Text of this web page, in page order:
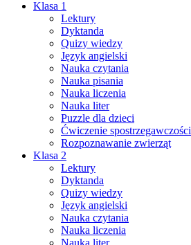
Klasa 1
Lektury
Dyktanda
Quizy wiedzy
Język angielski
Nauka czytania
Nauka pisania
Nauka liczenia
Nauka liter
Puzzle dla dzieci
Ćwiczenie spostrzegawczości
Rozpoznawanie zwierząt
Klasa 2
Lektury
Dyktanda
Quizy wiedzy
Język angielski
Nauka czytania
Nauka liczenia
Nauka liter